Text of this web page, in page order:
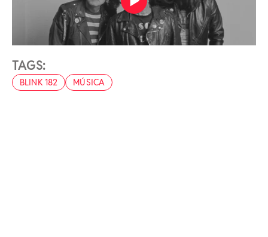
TAGS:
BLINK 182 MÚSICA